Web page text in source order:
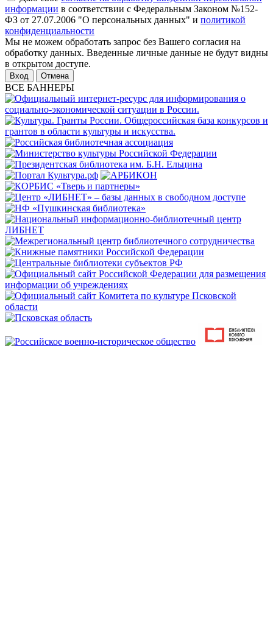
информации в соответствии с Федеральным Законом №152-
ФЗ от 27.07.2006 "О персональных данных" и политикой
конфиденциальности
Мы не можем обработать запрос без Вашего согласия на
обработку данных. Введенные личные данные не будут видны
в открытом доступе.
Отмена
ВСЕ БАННЕРЫ